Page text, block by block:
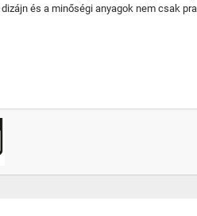
és a minőségi anyagok nem csak